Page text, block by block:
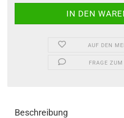
AUF DEN
FRAGE
Beschreibung